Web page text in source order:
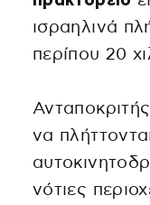
ισραηλινά
περίπου 20
να
νότιες